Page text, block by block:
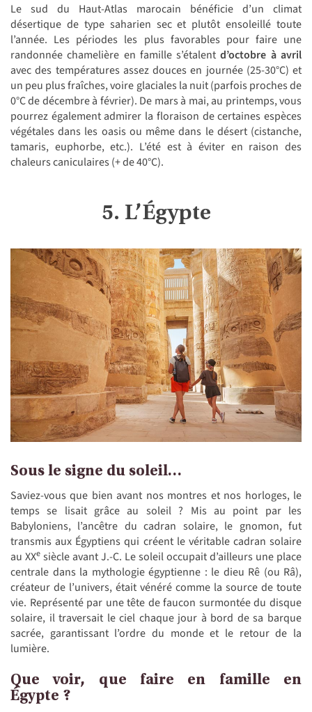
Le sud du Haut-Atlas marocain bénéficie d’un climat
désertique de type saharien sec et plutôt ensoleillé toute
l’année. Les périodes les plus favorables pour faire une
randonnée chamelière en famille s’étalentd’octobre à avril
avec des températures assez douces en journée (25-30°C) et
un peu plus fraîches, voire glaciales la nuit (parfois proches de
0°C de décembre à février). De mars à mai, au printemps, vous
pourrez également admirer la floraison de certaines espèces
végétales dans les oasis ou même dans le désert (cistanche,
tamaris, euphorbe, etc.). L’été est à éviter en raison des
chaleurs caniculaires (+ de 40°C).
5. L’Égypte
Sous le signe du soleil…
Saviez-vous que bien avant nos montres et nos horloges, le
temps se lisait grâce au soleil ? Mis au point par les
Babyloniens, l’ancêtre du cadran solaire, le gnomon, fut
transmis aux Égyptiens qui créent le véritable cadran solaire
au XXe siècle avant J.-C. Le soleil occupait d’ailleurs une place
centrale dans la mythologie égyptienne : le dieu Rê (ou Râ),
créateur de l’univers, était vénéré comme la source de toute
vie. Représenté par une tête de faucon surmontée du disque
solaire, il traversait le ciel chaque jour à bord de sa barque
sacrée, garantissant l’ordre du monde et le retour de la
lumière.
Que voir, que faire en famille en
Égypte ?